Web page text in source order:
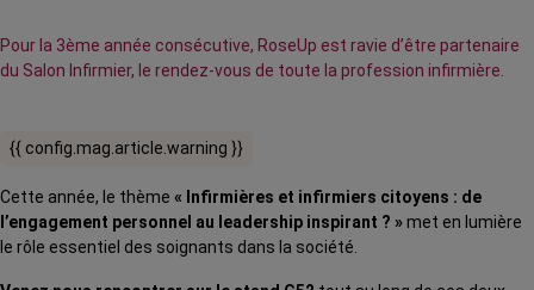
Pour la 3ème année consécutive, RoseUp est ravie d’être partenaire
du Salon Infirmier, le rendez-vous de toute la profession infirmière.
{{ config.mag.article.warning }}
Cette année, le thème « Infirmières et infirmiers citoyens : de
l’engagement personnel au leadership inspirant ? »met en lumière
le rôle essentiel des soignants dans la société.